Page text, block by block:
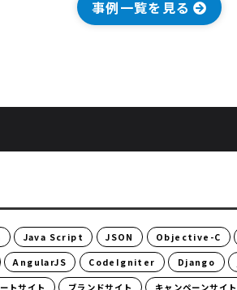
事例一覧を見る
Java Script JSON Objective-C
AngularJS CodeIgniter Django
トサイト ブランドサイト キャンペーンサイト